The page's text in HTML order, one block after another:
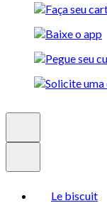
Le biscuit